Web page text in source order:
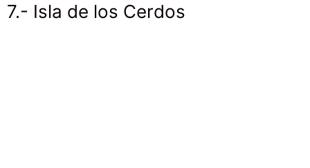
7.- Isla de los Cerdos